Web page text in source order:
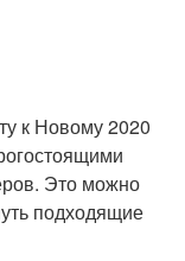
к Новому 2020
Это можно
подходящие